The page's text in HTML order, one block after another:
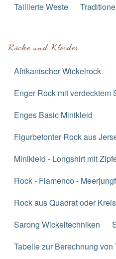
Taillierte Weste
Röcke und Kleider
Afrikanischer Wickelrock
Enger Rock mit verdecktem
Enges Basic Minikleid
Figurbetonter Rock aus
Minikleid - Longshirt mit
Rock - Flamenco -
Rock aus Quadrat oder Kreis
Sarong Wickeltechniken
Tabelle zur Berechnung von